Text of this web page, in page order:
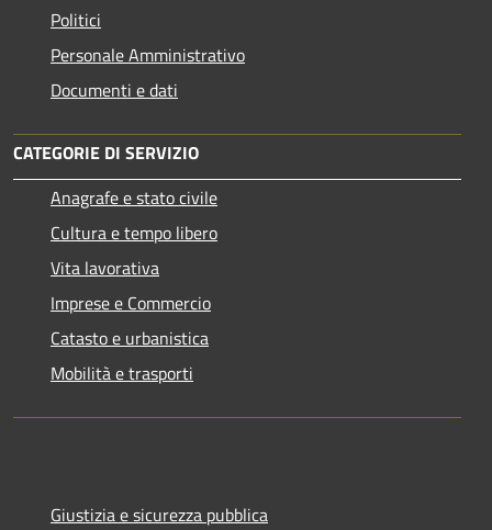
Politici
Personale Amministrativo
Documenti e dati
CATEGORIE DI SERVIZIO
Anagrafe e stato civile
Cultura e tempo libero
Vita lavorativa
Imprese e Commercio
Catasto e urbanistica
Mobilità e trasporti
Giustizia e sicurezza pubblica